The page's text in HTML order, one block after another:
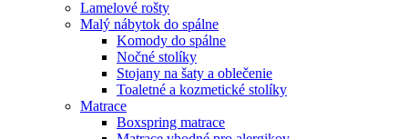
Lamelové rošty
Malý nábytok do spálne
Komody do spálne
Nočné stolíky
Stojany na šaty a oblečenie
Toaletné a kozmetické stolíky
Matrace
Boxspring matrace